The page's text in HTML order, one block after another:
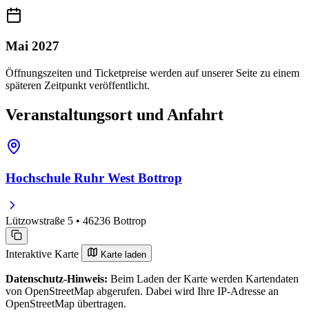
Mai 2027
Öffnungszeiten und Ticketpreise werden auf unserer Seite zu einem
späteren Zeitpunkt veröffentlicht.
Veranstaltungsort und Anfahrt
Hochschule Ruhr West Bottrop
Lützowstraße 5 • 46236 Bottrop
Interaktive Karte Karte laden
Datenschutz-Hinweis: Beim Laden der Karte werden Kartendaten
von OpenStreetMap abgerufen. Dabei wird Ihre IP-Adresse an
OpenStreetMap übertragen.